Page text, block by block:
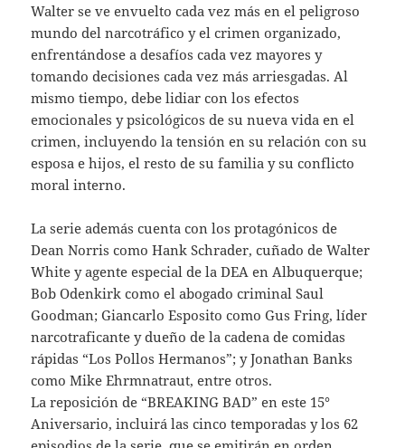
Walter se ve envuelto cada vez más en el peligroso
mundo del narcotráfico y el crimen organizado,
enfrentándose a desafíos cada vez mayores y
tomando decisiones cada vez más arriesgadas. Al
mismo tiempo, debe lidiar con los efectos
emocionales y psicológicos de su nueva vida en el
crimen, incluyendo la tensión en su relación con su
esposa e hijos, el resto de su familia y su conflicto
moral interno.
La serie además cuenta con los protagónicos de
Dean Norris como Hank Schrader, cuñado de Walter
White y agente especial de la DEA en Albuquerque;
Bob Odenkirk como el abogado criminal Saul
Goodman; Giancarlo Esposito como Gus Fring, líder
narcotraficante y dueño de la cadena de comidas
rápidas “Los Pollos Hermanos”; y Jonathan Banks
como Mike Ehrmnatraut, entre otros.
La reposición de “BREAKING BAD” en este 15°
Aniversario, incluirá las cinco temporadas y los 62